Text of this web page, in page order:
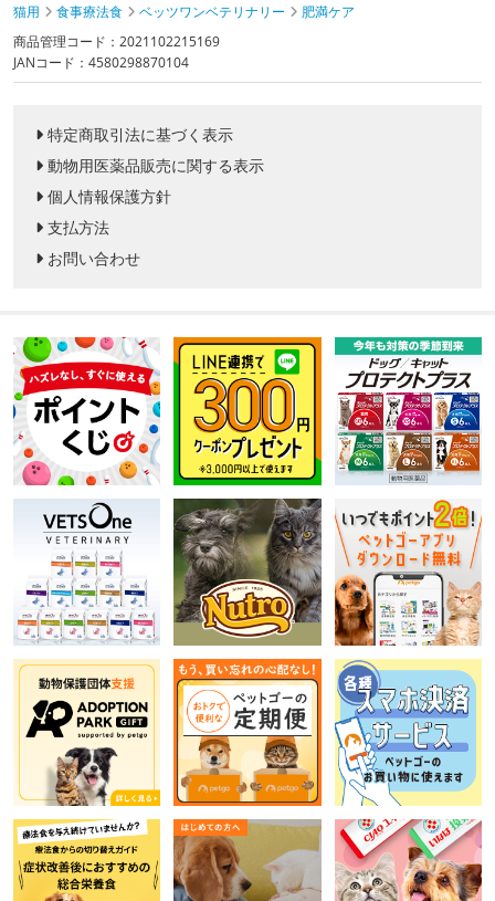
猫用 食事療法食 ベッツワンベテリナリー
肥満ケア
商品管理コード：2021102215169
JANコード：4580298870104
特定商取引法に基づく表示
動物用医薬品販売に関する表示
個人情報保護方針
支払方法
お問い合わせ